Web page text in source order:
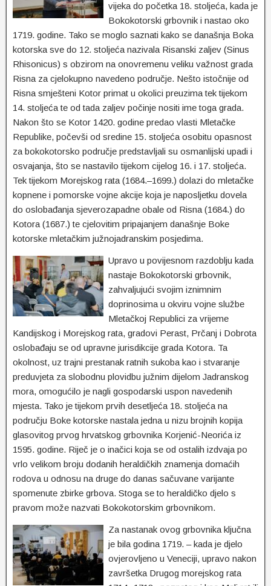
vijeka do početka 18. stoljeća, kada je
Bokokotorski grbovnik i nastao oko
1719. godine. Tako se moglo saznati kako se današnja Boka
kotorska sve do 12. stoljeća nazivala Risanski zaljev (Sinus
Rhisonicus) s obzirom na onovremenu veliku važnost grada
Risna za cjelokupno navedeno područje. Nešto istočnije od
Risna smješteni Kotor primat u okolici preuzima tek tijekom
14. stoljeća te od tada zaljev počinje nositi ime toga grada.
Nakon što se Kotor 1420. godine predao vlasti Mletačke
Republike, počevši od sredine 15. stoljeća osobitu opasnost
za bokokotorsko područje predstavljali su osmanlijski upadi i
osvajanja, što se nastavilo tijekom cijelog 16. i 17. stoljeća.
Tek tijekom Morejskog rata (1684.–1699.) dolazi do mletačke
kopnene i pomorske vojne akcije koja je naposljetku dovela
do oslobađanja sjeverozapadne obale od Risna (1684.) do
Kotora (1687.) te cjelovitim pripajanjem današnje Boke
kotorske mletačkim južnojadranskim posjedima.
Upravo u povijesnom razdoblju kada
nastaje Bokokotorski grbovnik,
zahvaljujući svojim iznimnim
doprinosima u okviru vojne službe
Mletačkoj Republici za vrijeme
Kandijskog i Morejskog rata, gradovi Perast, Prčanj i Dobrota
oslobađaju se od upravne jurisdikcije grada Kotora. Ta
okolnost, uz trajni prestanak ratnih sukoba kao i stvaranje
preduvjeta za slobodnu plovidbu južnim dijelom Jadranskog
mora, omogućilo je nagli gospodarski uspon navedenih
mjesta. Tako je tijekom prvih desetljeća 18. stoljeća na
području Boke kotorske nastala jedna u nizu brojnih kopija
glasovitog prvog hrvatskog grbovnika Korjenić-Neorića iz
1595. godine. Riječ je o inačici koja se od ostalih izdvaja po
vrlo velikom broju dodanih heraldičkih znamenja domaćih
rodova u odnosu na druge do danas sačuvane varijante
spomenute zbirke grbova. Stoga se to heraldičko djelo s
pravom može nazvati Bokokotorskim grbovnikom.
Za nastanak ovog grbovnika ključna
je bila godina 1719. – kada je djelo
ovjerovljeno u Veneciji, upravo nakon
završetka Drugog morejskog rata